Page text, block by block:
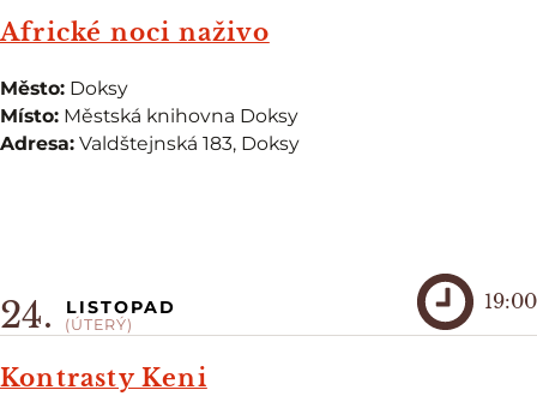
Africké noci naživo
Město: Doksy
Místo: Městská knihovna Doksy
Adresa: Valdštejnská 183, Doksy
Kontrasty Keni
24. LISTOPAD
(ÚTERÝ)
19:00